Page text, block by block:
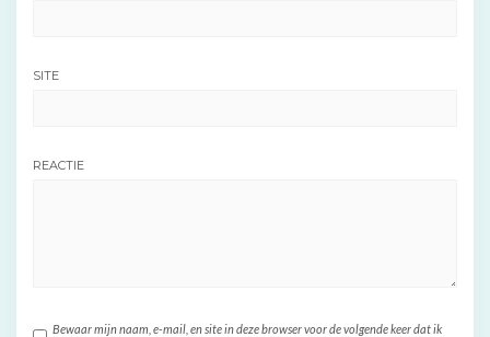
SITE
REACTIE
Bewaar mijn naam, e-mail, en site in deze browser voor de volgende keer dat ik